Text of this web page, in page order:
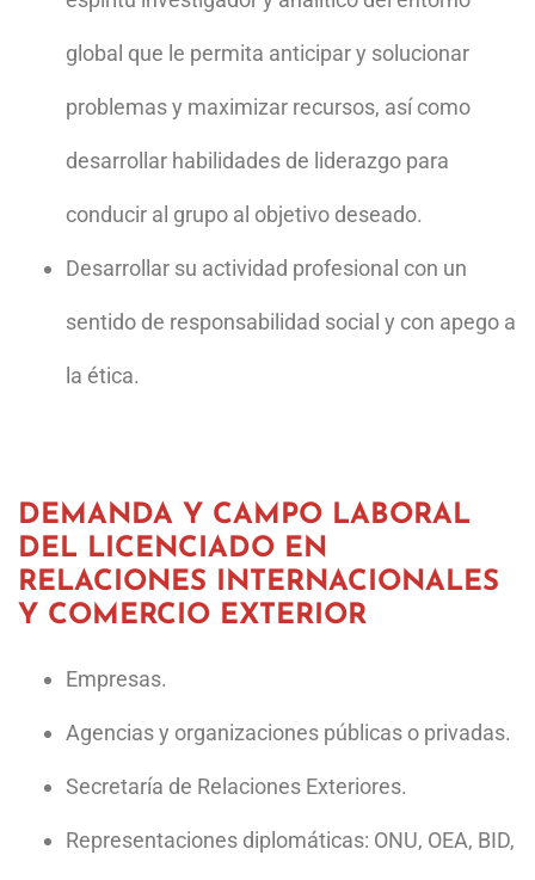
global que le permita anticipar y solucionar
problemas y maximizar recursos, así como
desarrollar habilidades de liderazgo para
conducir al grupo al objetivo deseado.
Desarrollar su actividad profesional con un
sentido de responsabilidad social y con apego a
la ética.
DEMANDA Y CAMPO LABORAL
DEL LICENCIADO EN
RELACIONES INTERNACIONALES
Y COMERCIO EXTERIOR
Empresas.
Agencias y organizaciones públicas o privadas.
Secretaría de Relaciones Exteriores.
Representaciones diplomáticas: ONU, OEA, BID,